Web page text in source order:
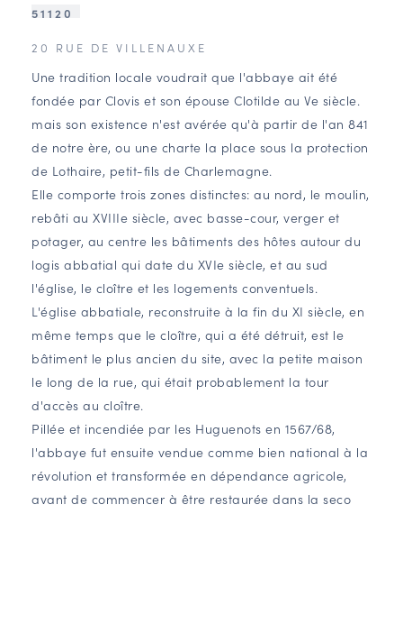
51120
20 RUE DE VILLENAUXE
Une tradition locale voudrait que l'abbaye ait été
fondée par Clovis et son épouse Clotilde au Ve siècle.
mais son existence n'est avérée qu'à partir de l'an 841
de notre ère, ou une charte la place sous la protection
de Lothaire, petit-fils de Charlemagne.
Elle comporte trois zones distinctes: au nord, le moulin,
rebâti au XVIIIe siècle, avec basse-cour, verger et
potager, au centre les bâtiments des hôtes autour du
logis abbatial qui date du XVIe siècle, et au sud
l'église, le cloître et les logements conventuels.
L'église abbatiale, reconstruite à la fin du XI siècle, en
même temps que le cloître, qui a été détruit, est le
bâtiment le plus ancien du site, avec la petite maison
le long de la rue, qui était probablement la tour
d'accès au cloître.
Pillée et incendiée par les Huguenots en 1567/68,
l'abbaye fut ensuite vendue comme bien national à la
révolution et transformée en dépendance agricole,
avant de commencer à être restaurée dans la seco